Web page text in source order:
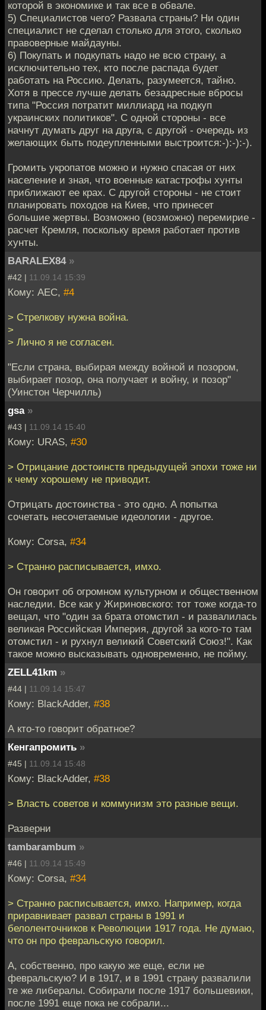
которой в экономике и так все в обвале.
5) Специалистов чего? Развала страны? Ни один
специалист не сделал столько для этого, сколько
правоверные майдауны.
6) Покупать и подкупать надо не всю страну, а
исключительно тех, кто после распада будет
работать на Россию. Делать, разумеется, тайно.
Хотя в прессе лучше делать безадресные вбросы
типа "Россия потратит миллиард на подкуп
украинских политиков". С одной стороны - все
начнут думать друг на друга, с другой - очередь из
желающих быть подеупленными выстроится:-):-):-).
Громить укропатов можно и нужно спасая от них
население и зная, что военные катастрофы хунты
приближают ее крах. С другой стороны - не стоит
планировать походов на Киев, что принесет
большие жертвы. Возможно (возможно) перемирие -
расчет Кремля, поскольку время работает против
хунты.
BARALEX84 »
#42 | 11.09.14 15:39
Кому: АЕС, #4
> Стрелкову нужна война.
>
> Лично я не согласен.
"Если страна, выбирая между войной и позором,
выбирает позор, она получает и войну, и позор"
(Уинстон Черчилль)
gsa »
#43 | 11.09.14 15:40
Кому: URAS, #30
> Отрицание достоинств предыдущей эпохи тоже ни
к чему хорошему не приводит.
Отрицать достоинства - это одно. А попытка
сочетать несочетаемые идеологии - другое.
Кому: Corsa, #34
> Странно расписывается, имхо.
Он говорит об огромном культурном и общественном
наследии. Все как у Жириновского: тот тоже когда-то
вещал, что "один за брата отомстил - и развалилась
великая Российская Империя, другой за кого-то там
отомстил - и рухнул великий Советский Союз!". Как
такое можно высказывать одновременно, не пойму.
ZELL41km »
#44 | 11.09.14 15:47
Кому: BlackAdder, #38
А кто-то говорит обратное?
Кенгапромить »
#45 | 11.09.14 15:48
Кому: BlackAdder, #38
> Власть советов и коммунизм это разные вещи.
Разверни
tambarambum »
#46 | 11.09.14 15:49
Кому: Corsa, #34
> Странно расписывается, имхо. Например, когда
приравнивает развал страны в 1991 и
белоленточников к Революции 1917 года. Не думаю,
что он про февральскую говорил.
А, собственно, про какую же еще, если не
февральскую? И в 1917, и в 1991 страну развалили
те же либералы. Собирали после 1917 большевики,
после 1991 еще пока не собрали...